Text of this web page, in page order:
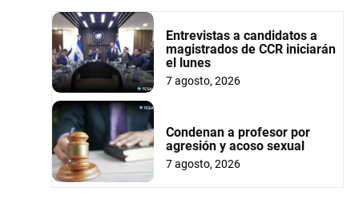
Entrevistas a candidatos a
magistrados de CCR iniciarán
el lunes
7 agosto, 2026
Condenan a profesor por
agresión y acoso sexual
7 agosto, 2026